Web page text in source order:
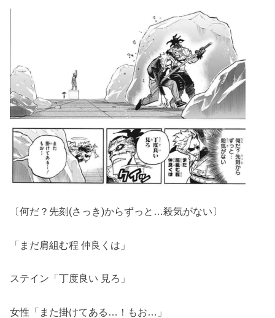
〔何だ？先刻(さっき)からずっと…殺気がない〕
「まだ肩組む程 仲良くは」
ステイン「丁度良い 見ろ」
女性「また掛けてある…！もお…」